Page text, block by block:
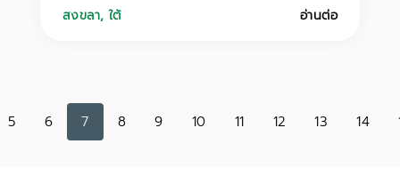
สงขลา, ใต้ อ่านต่อ
5 6 7 8 9 10 11 12 13 14